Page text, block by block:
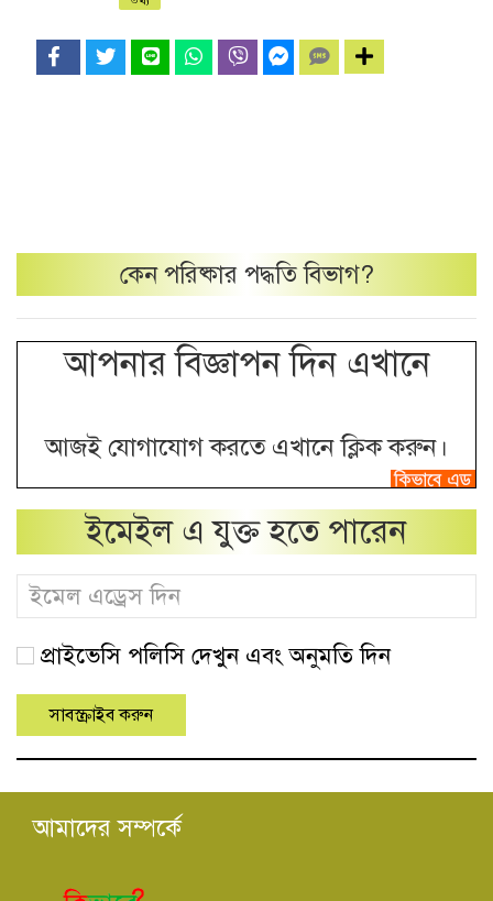
কেনপরিষ্কার পদ্ধতিবিভাগ?
আপনার বিজ্ঞাপন দিন এখানে
আজই যোগাযোগ করতে এখানে ক্লিক করুন।
ইমেইল এ যুক্ত হতে পারেন
প্রাইভেসি পলিসি দেখুন এবং অনুমতি দিন
আমাদের সম্পর্কে